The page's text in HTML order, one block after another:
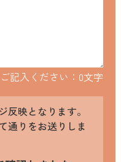
記入ください： 0文字
映となります。
通りをお送りしま